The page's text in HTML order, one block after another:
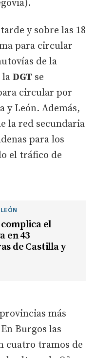
y sobre las 18
para circular
de la
la DGT se
circular por
y León. Además,
la red secundaria
para los
el tráfico de
el
en 43
de Castilla y
más
Burgos las
cuatro tramos de